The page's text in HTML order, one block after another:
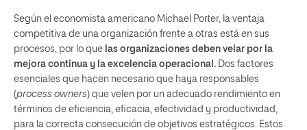
Según el economista americano Michael Porter, la ventaja
competitiva de una organización frente a otras está en sus
procesos, por lo que las organizaciones deben velar por la
mejora continua y la excelencia operacional. Dos factores
esenciales que hacen necesario que haya responsables
(process owners) que velen por un adecuado rendimiento en
términos de eficiencia, eficacia, efectividad y productividad,
para la correcta consecución de objetivos estratégicos. Estos